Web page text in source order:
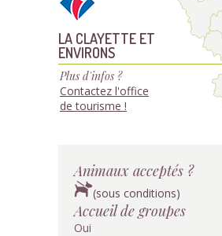
LA CLAYETTE ET
ENVIRONS
Plus d'infos ?
Contactez l'office
de tourisme !
Animaux acceptés ?
(sous conditions)
Accueil de groupes
Oui